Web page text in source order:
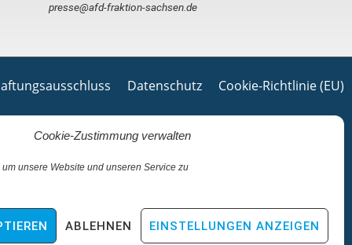
Cookie-Zustimmung verwalten
unsere Website und unseren Service zu
ABLEHNEN EINSTELLUNGEN ANZEIGEN
presse@afd-fraktion-sachsen.de
Datenschutz Cookie-Richtlinie (EU)